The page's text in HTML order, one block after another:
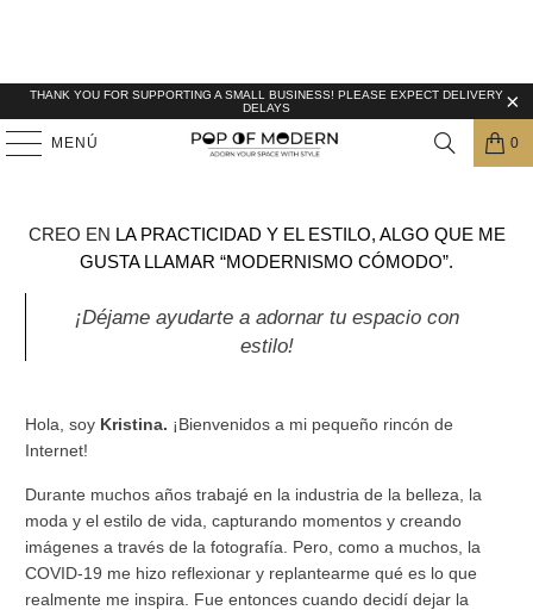
THANK YOU FOR SUPPORTING A SMALL BUSINESS! PLEASE EXPECT DELIVERY
DELAYS
MENÚ 0
CREO EN LA PRACTICIDAD Y EL ESTILO, ALGO QUE ME
GUSTA LLAMAR “MODERNISMO CÓMODO”.
¡Déjame ayudarte a adornar tu espacio con
estilo!
Hola, soy Kristina. ¡Bienvenidos a mi pequeño rincón de
Internet!
Durante muchos años trabajé en la industria de la belleza, la
moda y el estilo de vida, capturando momentos y creando
imágenes a través de la fotografía. Pero, como a muchos, la
COVID-19 me hizo reflexionar y replantearme qué es lo que
realmente me inspira. Fue entonces cuando decidí dejar la